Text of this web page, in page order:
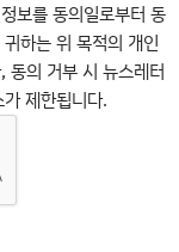
보를 동의일로부터 동
하는 위 목적의 개인
동의 거부 시 뉴스레터
제한됩니다.